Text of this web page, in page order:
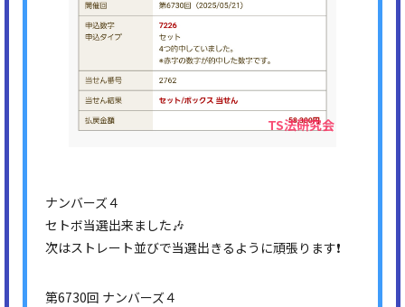
ナンバーズ４
セトボ当選出来ました🎶
次はストレート並びで当選出きるように頑張ります❗
第6730回 ナンバーズ４